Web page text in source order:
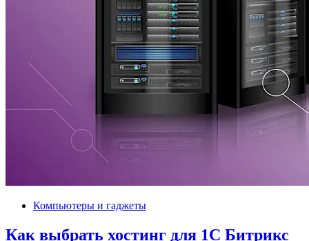
Компьютеры и гаджеты
Как выбрать хостинг для 1С Битрикс